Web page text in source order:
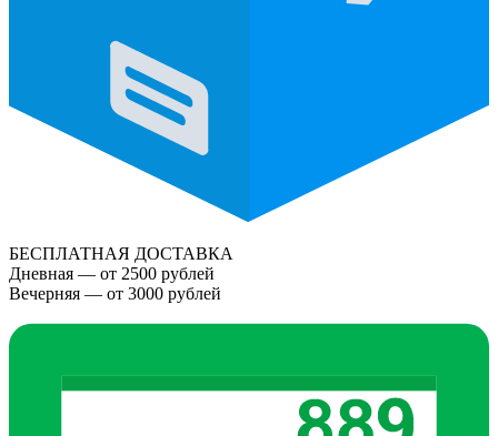
БЕСПЛАТНАЯ ДОСТАВКА
Дневная — от 2500 рублей
Вечерняя — от 3000 рублей